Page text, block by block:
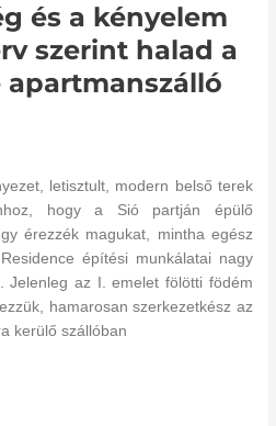
és a kényelem
szerint halad a
apartmanszálló
letisztult, modern belső terek
hogy a Sió partján épülő
érezzék magukat, mintha egész
építési munkálatai nagy
Jelenleg az I. emelet fölötti födém
hamarosan szerkezetkész az
kerülő szállóban